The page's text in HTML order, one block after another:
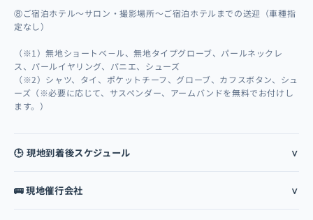
⑧ご宿泊ホテル～サロン・撮影場所～ご宿泊ホテルまでの送迎（車種指
定なし）
（※1）無地ショートベ－ル、無地タイプグローブ、パールネックレ
ス、パールイヤリング、パニエ、シューズ
（※2）シャツ、タイ、ポケットチーフ、グローブ、カフスボタン、シュ
ーズ（※必要に応じて、サスペンダー、アームバンドを無料でお付けし
ます。）
🕒 現地到着後スケジュール
🚌 現地催行会社